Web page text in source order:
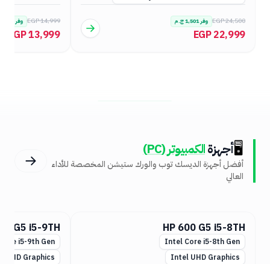
EGP 25,999 وفر
EGP 24,999
EGP 14,999 وفر1,000ج.م
EGP 13,999
🖥️أجهزةالكمبيوتر (PC)
أفضل أجهزة الديسك توب والورك ستيشن المخصصة للأداء
العالي
HP 600 G5 i5-9TH
Intel Core i5-9th Gen
Intel UHD Graphics
G5 i7-8TH
i7-8th Gen
UHD Graphics